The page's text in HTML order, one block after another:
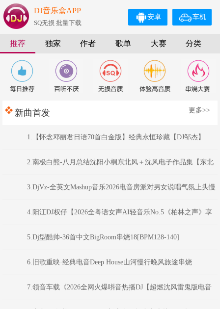
DJ音乐盒APP
SQ无损 批量下载
车机
安卓
推荐 独家 作者 歌单 大赛 分类
新曲首发 更多>>
1.【怀念邓丽君日语70首白金版】经典永恒珍藏【DJ邹杰】
2.南极白熊-八月总结沈阳小桐东北风＋沈风电子作品集【东北
俊丫头.东北神曲.挖曲麻菜的玉芬.东北的爷们】
3.DjVz-全英文Mashup音乐2026电音房派对男女说唱气氛上头慢
4.阳江DJ权仔【2026全粤语女声AI轻音乐No.5《柏林之声》享
受极限魅力车载大碟】
5.Dj型酷帅-36首中文BigRoom串烧18[BPM128-140]
6.旧歌重映·经典电音Deep House山河慢行晚风旅途串烧
7.领音车载《2026全网火爆唞音热播DJ【超燃沈风雷鬼版电音